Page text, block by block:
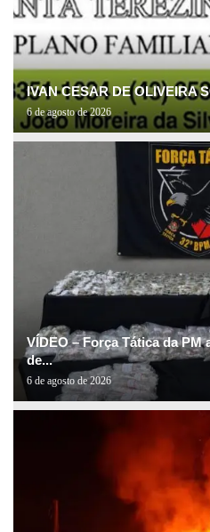
IVAN CESAR DE OLIVEIRA
6 de agosto de 2026
VÍDEO – Força Tática da PM
de...
6 de agosto de 2026